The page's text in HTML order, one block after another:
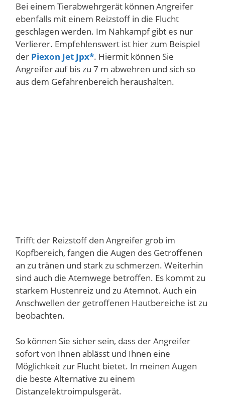
Bei einem Tierabwehrgerät können Angreifer
ebenfalls mit einem Reizstoff in die Flucht
geschlagen werden. Im Nahkampf gibt es nur
Verlierer. Empfehlenswert ist hier zum Beispiel
der Piexon Jet Jpx . Hiermit können Sie
Angreifer auf bis zu 7 m abwehren und sich so
aus dem Gefahrenbereich heraushalten.
Trifft der Reizstoff den Angreifer grob im
Kopfbereich, fangen die Augen des Getroffenen
an zu tränen und stark zu schmerzen. Weiterhin
sind auch die Atemwege betroffen. Es kommt zu
starkem Hustenreiz und zu Atemnot. Auch ein
Anschwellen der getroffenen Hautbereiche ist zu
beobachten.
So können Sie sicher sein, dass der Angreifer
sofort von Ihnen ablässt und Ihnen eine
Möglichkeit zur Flucht bietet. In meinen Augen
die beste Alternative zu einem
Distanzelektroimpulsgerät.